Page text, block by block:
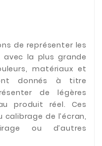
de représenter les
la plus grande
matériaux et
donnés à titre
de légères
produit réel. Ces
de l’écran,
ou d’autres